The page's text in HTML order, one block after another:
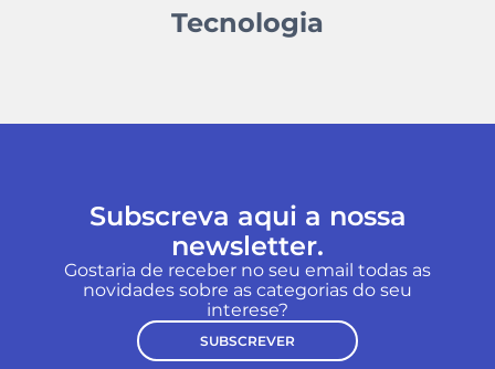
Tecnologia
Subscreva aqui a nossa
newsletter.
Gostaria de receber no seu email todas as
novidades sobre as categorias do seu
interese?
SUBSCREVER